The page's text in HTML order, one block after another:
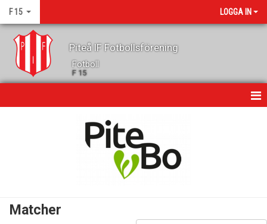
F 15 LOGGA IN
Piteå IF Fotbollsförening
Fotboll
F 15
Matcher